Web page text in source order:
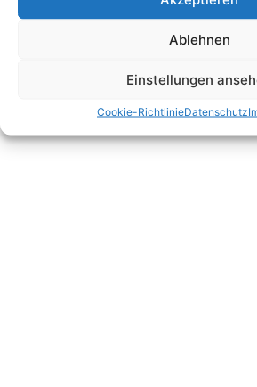
Ablehnen
Einstellungen
Cookie-RichtlinieDatenschutz